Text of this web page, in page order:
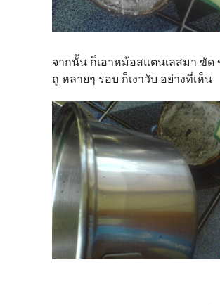
จากนั้น ก็เอาหม้อสแตนเลสมา ขัด
ถู หลายๆ รอบ ก็เงาวับ อย่างที่เห็น